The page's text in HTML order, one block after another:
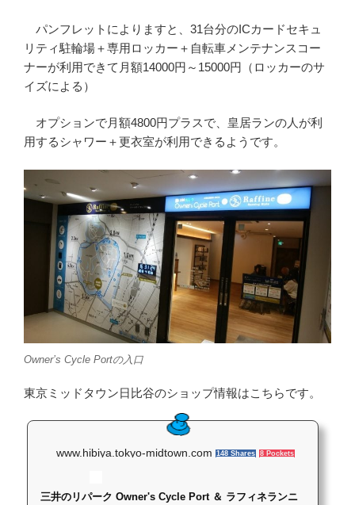
パンフレットによりますと、31台分のICカードセキュ
リティ駐輪場＋専用ロッカー＋自転車メンテナンスコー
ナーが利用できて月額14000円～15000円（ロッカーのサ
イズによる）
オプションで月額4800円プラスで、皇居ランの人が利
用するシャワー＋更衣室が利用できるようです。
Owner’s Cycle Portの入口
東京ミッドタウン日比谷のショップ情報はこちらです。
www.hibiya.tokyo-midtown.com 148 Shares 8 Pockets
三井のリパーク Owner's Cycle Port ＆ ラフィネランニ